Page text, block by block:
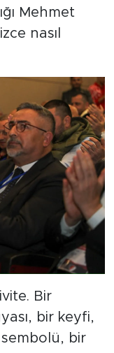
Mehmet
nasıl
Bir
bir keyfi,
bir